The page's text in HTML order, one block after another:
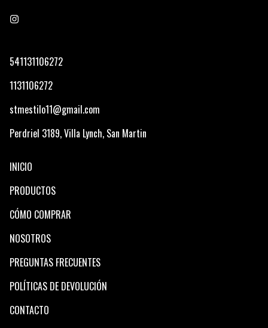
541131106272
1131106272
stmestilo11@gmail.com
Perdriel 3189, Villa Lynch, San Martin
INICIO
PRODUCTOS
CÓMO COMPRAR
NOSOTROS
PREGUNTAS FRECUENTES
POLÍTICAS DE DEVOLUCIÓN
CONTACTO